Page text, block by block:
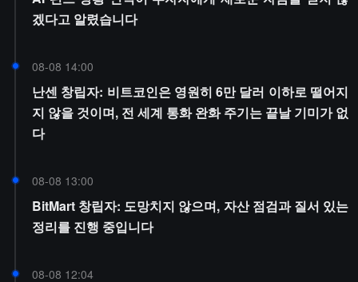
겠다고 알렸습니다
08-08 14:00
난센 창립자: 비트코인은 영원히 6만 달러 이하로 떨어지
지 않을 것이며, 전 세계 통화 완화 주기는 끝날 기미가 없
다
08-08 13:00
BitMart 창립자: 도망치지 않으며, 자산 점검과 질서 있는
정리를 진행 중입니다
08-08 12:04